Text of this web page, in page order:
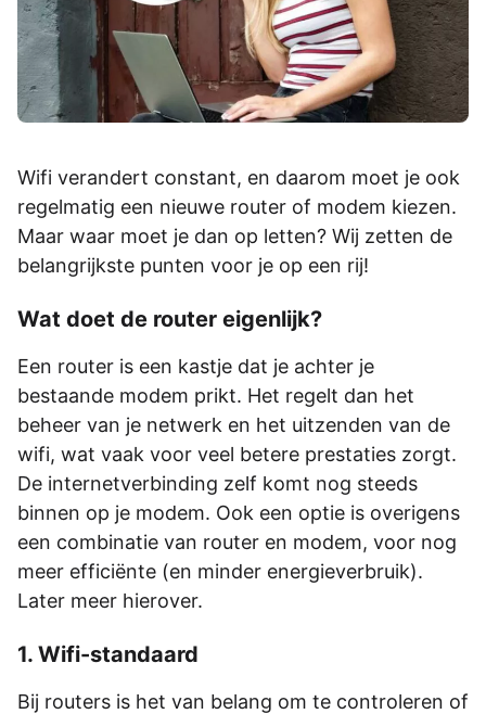
Wifi verandert constant, en daarom moet je ook
regelmatig een nieuwe router of modem kiezen.
Maar waar moet je dan op letten? Wij zetten de
belangrijkste punten voor je op een rij!
Wat doet de router eigenlijk?
Een router is een kastje dat je achter je
bestaande modem prikt. Het regelt dan het
beheer van je netwerk en het uitzenden van de
wifi, wat vaak voor veel betere prestaties zorgt.
De internetverbinding zelf komt nog steeds
binnen op je modem. Ook een optie is overigens
een combinatie van router en modem, voor nog
meer efficiënte (en minder energieverbruik).
Later meer hierover.
1. Wifi-standaard
Bij routers is het van belang om te controleren of